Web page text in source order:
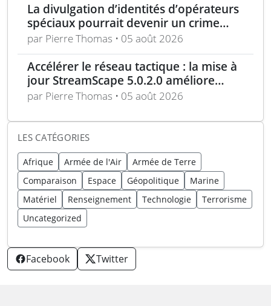
La divulgation d’identités d’opérateurs
spéciaux pourrait devenir un crime
selon une loi proposée
par Pierre Thomas • 05 août 2026
Accélérer le réseau tactique : la mise à
jour StreamScape 5.0.2.0 améliore
sécurité et connectivité
par Pierre Thomas • 05 août 2026
LES CATÉGORIES
Afrique Armée de l'Air
Armée de Terre
Comparaison
Espace Géopolitique
Marine
Matériel
Renseignement Technologie
Terrorisme
Uncategorized
Facebook Twitter